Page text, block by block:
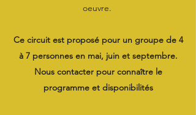
oeuvre.
Ce circuit est proposé pour un groupe de 4
à 7 personnes en mai, juin et septembre.
Nous contacter pour connaître le
programme et disponibilités